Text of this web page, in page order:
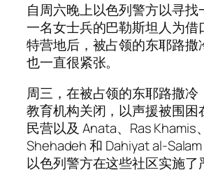
自周六晚上以色列警方以寻找
一名女士兵的巴勒斯坦人为借
特营地后，被占领的东耶路撒
也一直很紧张。
周三，在被占领的东耶路撒冷
教育机构关闭，以声援被围困
民营以及 Anata、Ras Khamis
Shehadeh 和 Dahiyat al-
以色列警方在这些社区实施了